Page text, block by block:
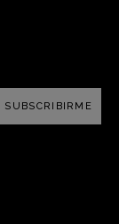
SUBSCRIBIRME